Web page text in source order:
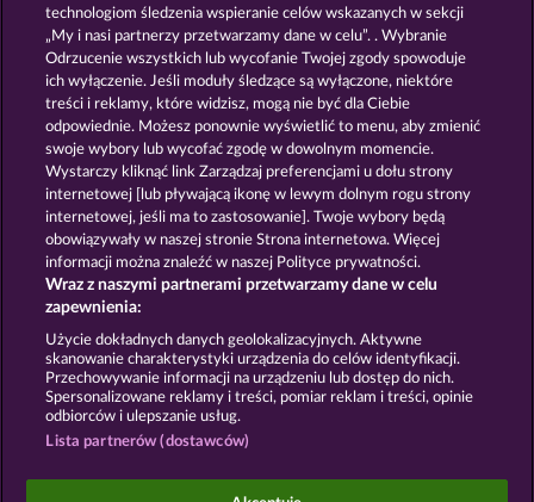
MAGIC BOOK
Zasady i warunki Polityka prywatności
Nota prawna Firma FAQ Facebook
Prześlij wniosek o wypłatę
Gry społecznościowe mają przeznaczenie czysto
technologiom śledzenia wspieranie celów wskazanych w sekcji
„My i nasi partnerzy przetwarzamy dane w celu”. . Wybranie
Odrzucenie wszystkich lub wycofanie Twojej zgody spowoduje
ich wyłączenie. Jeśli moduły śledzące są wyłączone, niektóre
treści i reklamy, które widzisz, mogą nie być dla Ciebie
odpowiednie. Możesz ponownie wyświetlić to menu, aby zmienić
swoje wybory lub wycofać zgodę w dowolnym momencie.
Wystarczy kliknąć link Zarządzaj preferencjami u dołu strony
internetowej [lub pływającą ikonę w lewym dolnym rogu strony
internetowej, jeśli ma to zastosowanie]. Twoje wybory będą
obowiązywały w naszej stronie Strona internetowa. Więcej
informacji można znaleźć w naszej Polityce prywatności.
Wraz z naszymi partnerami przetwarzamy dane w celu
zapewnienia:
Użycie dokładnych danych geolokalizacyjnych. Aktywne
skanowanie charakterystyki urządzenia do celów identyfikacji.
Przechowywanie informacji na urządzeniu lub dostęp do nich.
Spersonalizowane reklamy i treści, pomiar reklam i treści, opinie
odbiorców i ulepszanie usług.
Lista partnerów (dostawców)